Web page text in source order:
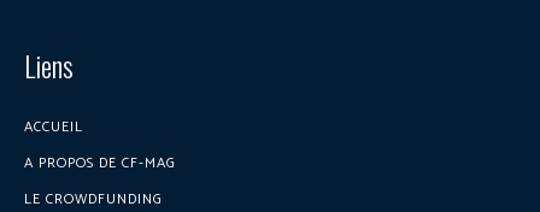
Liens
ACCUEIL
A PROPOS DE CF-MAG
LE CROWDFUNDING